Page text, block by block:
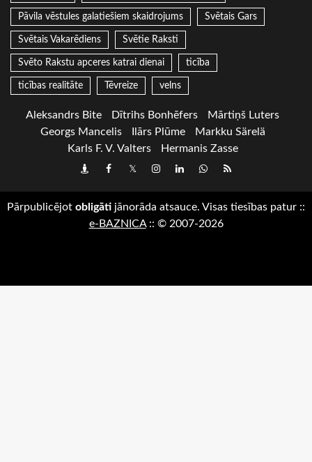
Pāvila vēstules galatiešiem skaidrojums Svētais Gars
Svētais Vakarēdiens Svētie Raksti
Svēto Rakstu apceres katrai dienai ticība
ticības realitāte Tēvreize velns
Aleksandrs Bite Dītrihs Bonhēfers
Mārtiņš Luters
Georgs Mancelis
Ilārs Plūme
Markku Särelä
Karls F. V. Valters
Hermanis Zasse
DraugiemFacebook
TwitterInstagram
LinkedInwhatsapp
RSS
Pārpublicējot obligāti jānorāda atsauce. Visas tiesības patur ::
e-BAZNICA:: © 2007-2026